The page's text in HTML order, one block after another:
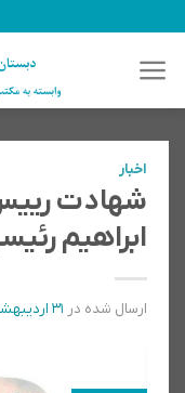
محتوا
اخبار
شهادت
ابراهیم
ارسال شده در ۳۱ اردیبهشت ۱۴۰۳